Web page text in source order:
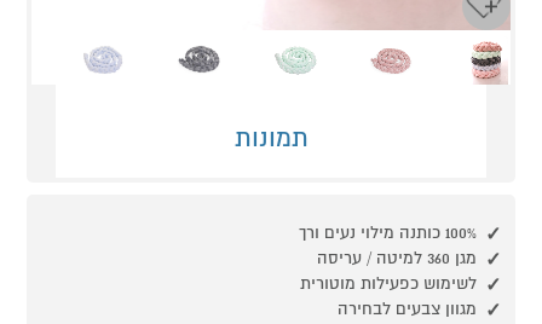
תמונות
100% כותנה מילוי נעים ורך
מגן 360 למיטה / עריסה
לשימוש כפעילות מוטורית
מגוון צבעים לבחירה